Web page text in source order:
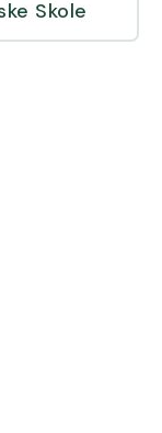
Skole